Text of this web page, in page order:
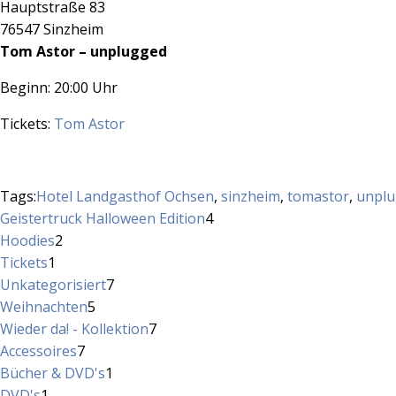
Hauptstraße 83
76547 Sinzheim
Tom Astor – unplugged
Beginn: 20:00 Uhr
Tickets: Tom Astor
Tags:Hotel Landgasthof Ochsen, sinzheim, tomastor,
Geistertruck Halloween Edition44
Hoodies2
Tickets1
Produkt
Unkategorisiert77
Weihnachten5
Produkte
Wieder da! - Kollektion77
Accessoires77
Produkte
Bücher & DVD's1